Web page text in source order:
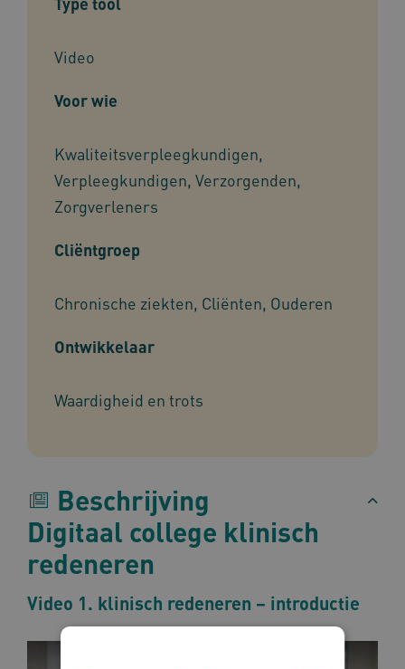
Video
Voor wie
Kwaliteits­verpleegkundigen,
Verpleegkundigen, Verzorgenden,
Zorgverleners
Cliëntgroep
Chronische ziekten, Cliënten, Ouderen
Ontwikkelaar
Waardigheid en trots
Beschrijving
Digitaal college klinisch
redeneren
Video 1. klinisch redeneren – introductie